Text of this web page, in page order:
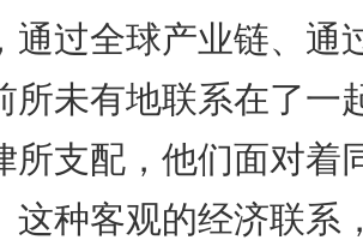
通过全球产业链、通
所未有地联系在了一
所支配，他们面对
这种客观的经济联系